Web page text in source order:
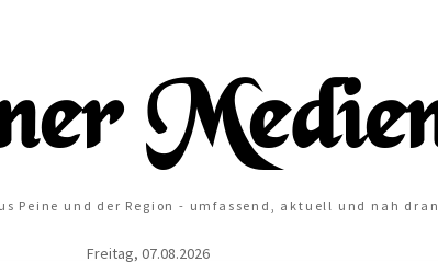
Peine und der Region - umfassend, aktuell und nah dran
Freitag, 07.08.2026